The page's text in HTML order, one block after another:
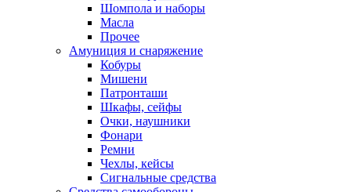
Шомпола и наборы
Масла
Прочее
Амуниция и снаряжение
Кобуры
Мишени
Патронташи
Шкафы, сейфы
Очки, наушники
Фонари
Ремни
Чехлы, кейсы
Сигнальные средства